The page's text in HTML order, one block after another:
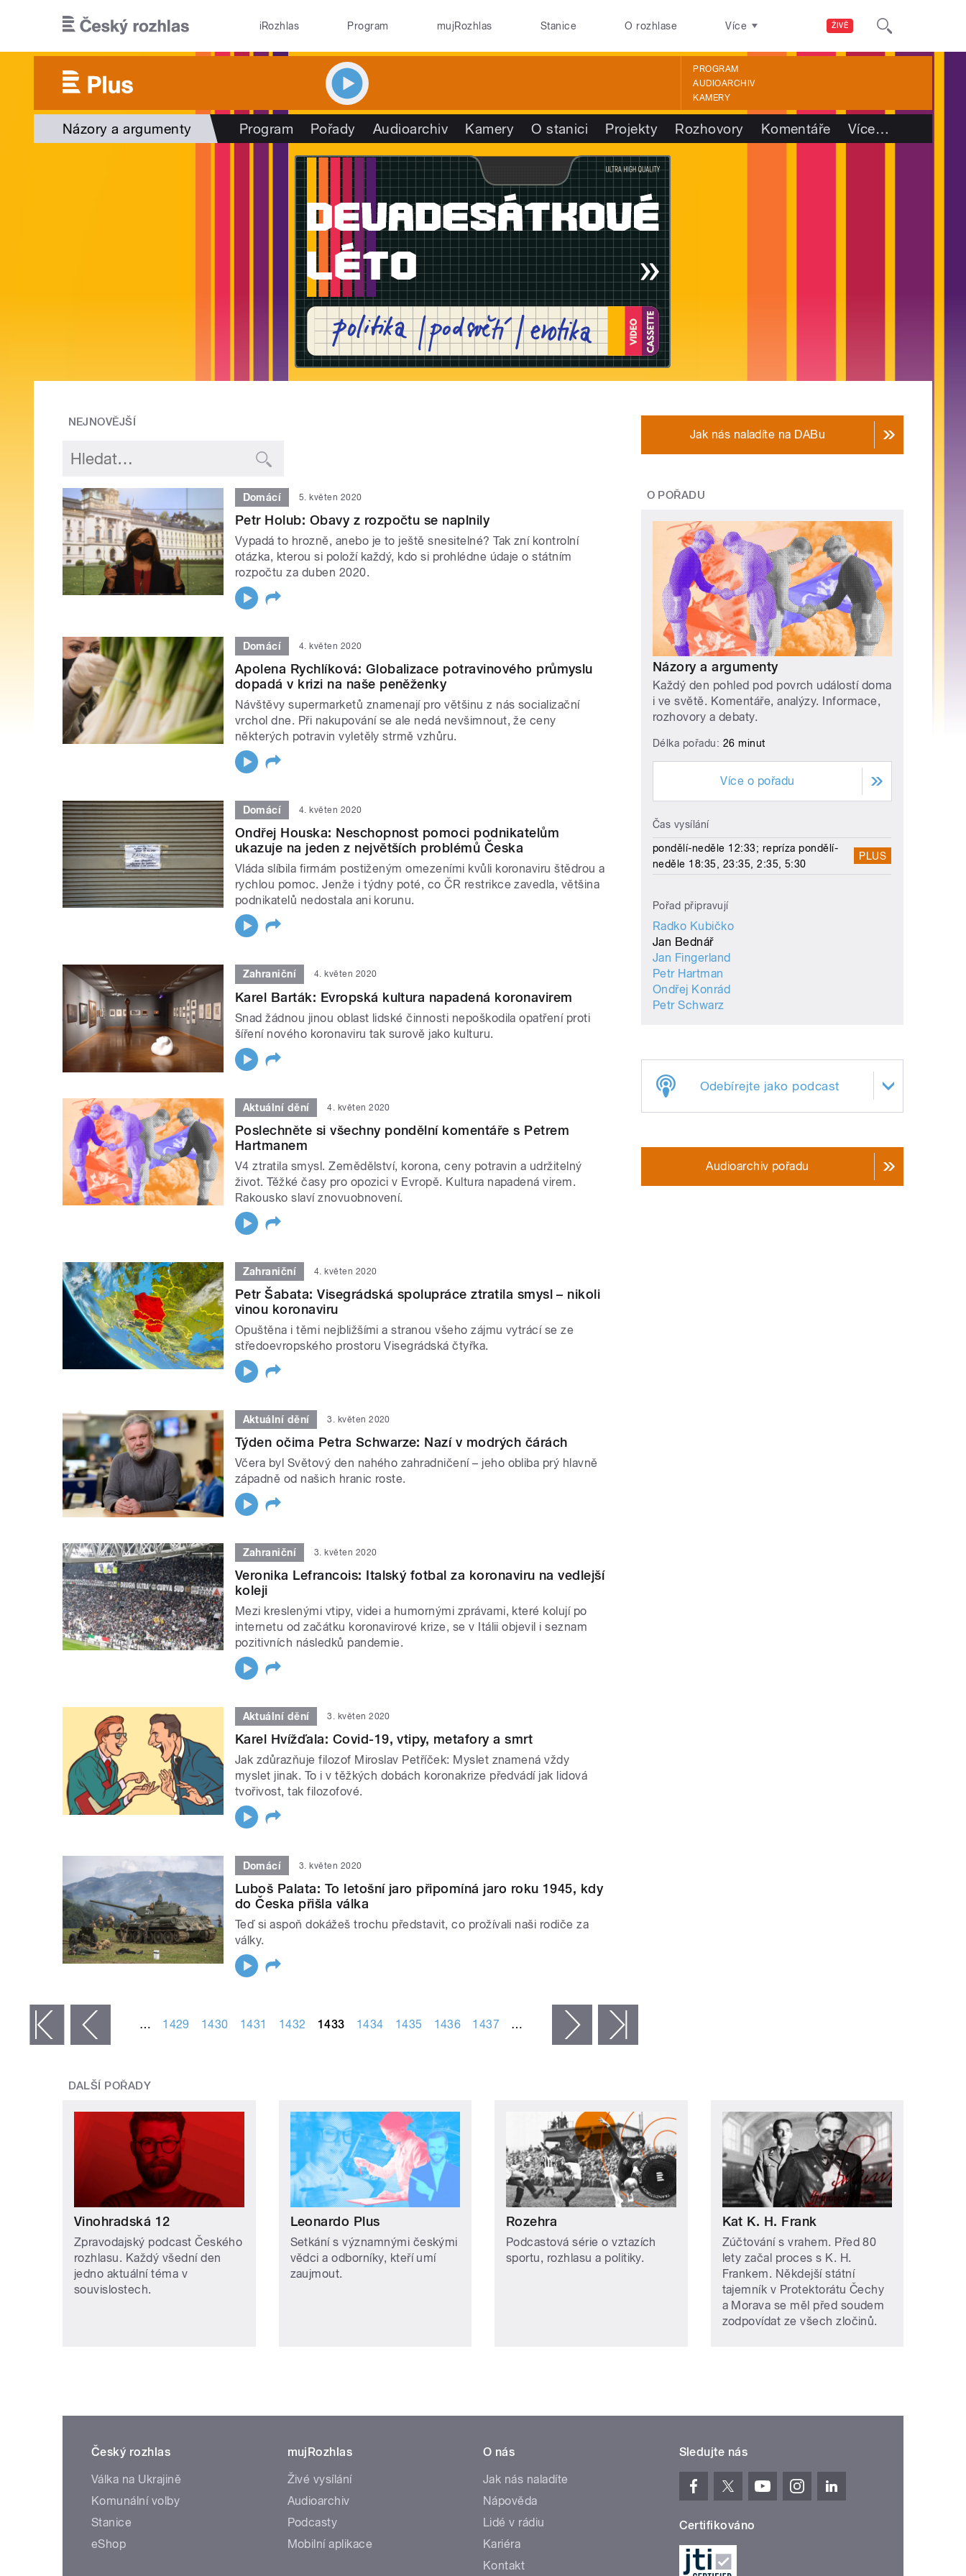
ŽIVĚ
iRozhlas Program mujRozhlas Stanice O rozhlase Více
PROGRAM
AUDIOARCHIV
KAMERY
Názory a argumenty Program Pořady Audioarchiv Kamery O stanici Projekty Rozhovory Komentáře Více…
NEJNOVĚJŠÍ
Domácí 5. květen 2020
Petr Holub: Obavy z rozpočtu se naplnily
Vypadá to hrozně, anebo je to ještě snesitelné? Tak zní kontrolní
otázka, kterou si položí každý, kdo si prohlédne údaje o státním
rozpočtu za duben 2020.
Domácí 4. květen 2020
Apolena Rychlíková: Globalizace potravinového průmyslu
dopadá v krizi na naše peněženky
Návštěvy supermarketů znamenají pro většinu z nás socializační
vrchol dne. Při nakupování se ale nedá nevšimnout, že ceny
některých potravin vyletěly strmě vzhůru.
Domácí 4. květen 2020
Ondřej Houska: Neschopnost pomoci podnikatelům
ukazuje na jeden z největších problémů Česka
Vláda slíbila firmám postiženým omezeními kvůli koronaviru štědrou a
rychlou pomoc. Jenže i týdny poté, co ČR restrikce zavedla, většina
podnikatelů nedostala ani korunu.
Zahraniční 4. květen 2020
Karel Barták: Evropská kultura napadená koronavirem
Snad žádnou jinou oblast lidské činnosti nepoškodila opatření proti
šíření nového koronaviru tak surově jako kulturu.
Aktuální dění 4. květen 2020
Poslechněte si všechny pondělní komentáře s Petrem
Hartmanem
V4 ztratila smysl. Zemědělství, korona, ceny potravin a udržitelný
život. Těžké časy pro opozici v Evropě. Kultura napadená virem.
Rakousko slaví znovuobnovení.
Zahraniční 4. květen 2020
Petr Šabata: Visegrádská spolupráce ztratila smysl – nikoli
vinou koronaviru
Opuštěna i těmi nejbližšími a stranou všeho zájmu vytrácí se ze
středoevropského prostoru Visegrádská čtyřka.
Aktuální dění 3. květen 2020
Týden očima Petra Schwarze: Nazí v modrých čárách
Včera byl Světový den nahého zahradničení – jeho obliba prý hlavně
západně od našich hranic roste.
Zahraniční 3. květen 2020
Veronika Lefrancois: Italský fotbal za koronaviru na vedlejší
koleji
Mezi kreslenými vtipy, videi a humornými zprávami, které kolují po
internetu od začátku koronavirové krize, se v Itálii objevil i seznam
pozitivních následků pandemie.
Aktuální dění 3. květen 2020
Karel Hvížďala: Covid-19, vtipy, metafory a smrt
Jak zdůrazňuje filozof Miroslav Petříček: Myslet znamená vždy
myslet jinak. To i v těžkých dobách koronakrize předvádí jak lidová
tvořivost, tak filozofové.
Domácí 3. květen 2020
Luboš Palata: To letošní jaro připomíná jaro roku 1945, kdy
do Česka přišla válka
Teď si aspoň dokážeš trochu představit, co prožívali naši rodiče za
války.
‹ předchozí … 1429 1430 1431 1432 1433 1434 1435 1436 1437 … následující ›
Jak nás naladíte na DABu
O POŘADU
Názory a argumenty
Každý den pohled pod povrch událostí doma
i ve světě. Komentáře, analýzy. Informace,
rozhovory a debaty.
Délka pořadu: 26 minut
Více o pořadu
Čas vysílání
pondělí-neděle 12:33; repríza pondělí-
neděle 18:35, 23:35, 2:35, 5:30
PLUS
Pořad připravují
Radko Kubičko
Jan Bednář
Jan Fingerland
Petr Hartman
Ondřej Konrád
Petr Schwarz
Odebírejte jako podcast
Audioarchiv pořadu
DALŠÍ POŘADY
Vinohradská 12
Zpravodajský podcast Českého
rozhlasu. Každý všední den
jedno aktuální téma v
souvislostech.
Leonardo Plus
Setkání s významnými českými
vědci a odborníky, kteří umí
zaujmout.
Rozehra
Podcastová série o vztazích
sportu, rozhlasu a politiky.
Kat K. H. Frank
Zúčtování s vrahem. Před 80
lety začal proces s K. H.
Frankem. Někdejší státní
tajemník v Protektorátu Čechy
a Morava se měl před soudem
zodpovídat ze všech zločinů.
Český rozhlas
Válka na Ukrajině
Komunální volby
Stanice
eShop
mujRozhlas
Živé vysílání
Audioarchiv
Podcasty
Mobilní aplikace
O nás
Jak nás naladíte
Nápověda
Lidé v rádiu
Kariéra
Kontakt
Sledujte nás
Certifikováno